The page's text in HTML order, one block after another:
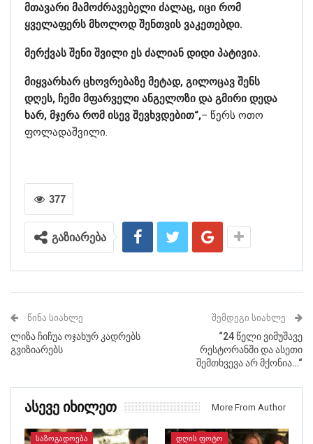
მთავარი მამოძრავებელი ძალაც, იცი რომ
ყველაფერს მხოლოდ შენთვის ვაკეთებდი.
მერქვას შენი შვილი ეს ძალიან დიდი პატივია.
მიყვარხარ ცხოვრებაზე მეტად, გილოცავ შენს
დღეს, ჩემი მფარველი ანგელოზი და გმირი დედა
ხარ, მჯერა რომ ისევ შევხვდებით“,– წერს ოთო
ფოლადაშვილი.
377
გაზიარება
ᲬᲘᲜᲐ ᲡᲘᲐᲮᲚᲔ
ლიზა ჩიჩუა ოჯახურ კადრებს
გვიზიარებს
ᲨᲔᲛᲓᲔᲒᲘ ᲡᲘᲐᲮᲚᲔ
“24 წელი ვიმუშავე
რესტორანში და ასეთი
შემთხვევა არ მქონია…“
Ასევე Იხილეთ More From Author
ᲡᲐᲖᲝᲒᲐᲓᲝᲔᲑᲐ ᲓᲦᲘᲡ ᲤᲝᲢᲝ